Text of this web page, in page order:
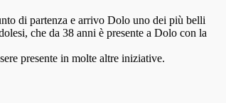
di partenza e arrivo Dolo uno dei più belli
che da 38 anni è presente a Dolo con la
presente in molte altre iniziative.